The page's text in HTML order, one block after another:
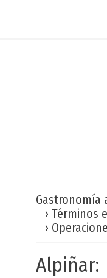
Gastronomía
› Términos
›
Alpiñar: